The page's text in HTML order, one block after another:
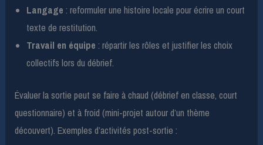
Langage : reformuler une histoire locale pour écrire un court
texte de restitution.
Travail en équipe : répartir les rôles et justifier les choix
collectifs lors du débrief.
Évaluer la sortie peut se faire à chaud (débrief en classe, court
questionnaire) et à froid (mini-projet autour d’un thème
découvert). Exemples d’activités post-sortie :